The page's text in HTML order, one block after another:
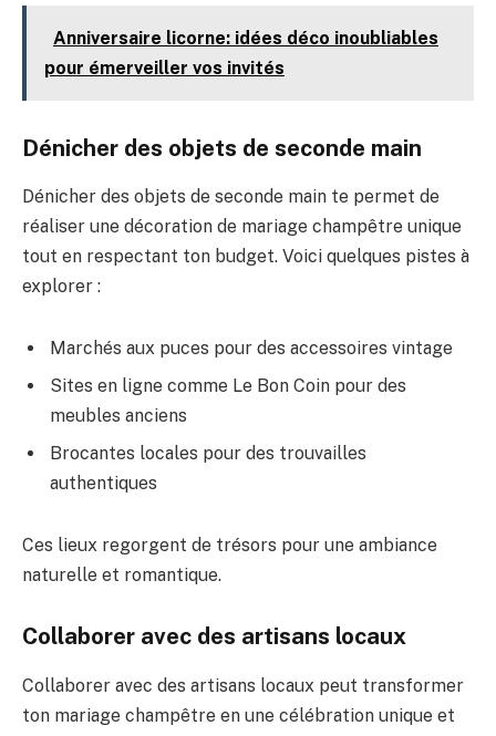
Anniversaire licorne: idées déco inoubliables
pour émerveiller vos invités
Dénicher des objets de seconde main
Dénicher des objets de seconde main te permet de
réaliser une décoration de mariage champêtre unique
tout en respectant ton budget. Voici quelques pistes à
explorer :
Marchés aux puces pour des accessoires vintage
Sites en ligne comme Le Bon Coin pour des
meubles anciens
Brocantes locales pour des trouvailles
authentiques
Ces lieux regorgent de trésors pour une ambiance
naturelle et romantique.
Collaborer avec des artisans locaux
Collaborer avec des artisans locaux peut transformer
ton mariage champêtre en une célébration unique et